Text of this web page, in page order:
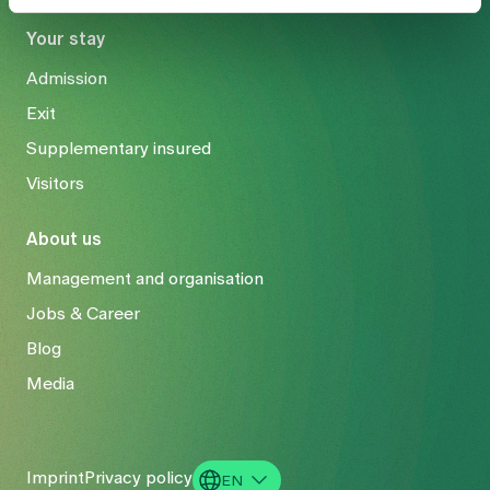
Your stay
Admission
Exit
Supplementary insured
Visitors
About us
Management and organisation
Jobs & Career
Blog
Media
Imprint Privacy policy EN